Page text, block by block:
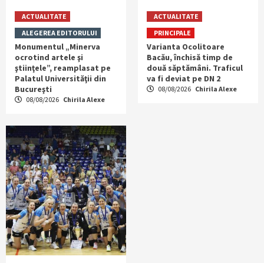
ACTUALITATE
ALEGEREA EDITORULUI
Monumentul „Minerva
ocrotind artele şi
ştiinţele”, reamplasat pe
Palatul Universităţii din
Bucureşti
08/08/2026 Chirila Alexe
ACTUALITATE
PRINCIPALE
Varianta Ocolitoare
Bacău, închisă timp de
două săptămâni. Traficul
va fi deviat pe DN 2
08/08/2026 Chirila Alexe